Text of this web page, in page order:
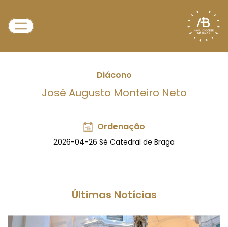
Diácono
José Augusto Monteiro Neto
Ordenação
2026-04-26 Sé Catedral de Braga
Últimas Notícias